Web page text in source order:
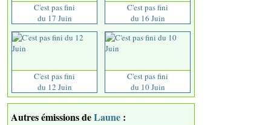
C'est pas fini
du 17 Juin
C'est pas fini
du 16 Juin
C'est pas fini
du 12 Juin
C'est pas fini
du 10 Juin
Autres émissions deLaune :